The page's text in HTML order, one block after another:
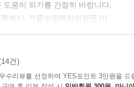
볼 때 콧구멍이 보이면 씀씀이가 헤
는데, 잘되면 괜찮겠지만 잘못하면
고 콧대가 자연적으로 높아진 것이
사이에 종종 부르는 애칭으로는 ‘여
학적 측면에서 관상을 살펴보는 이
면 빈천하고 단명”한다. 이 책은 얼
굴에 홍윤색으로 맑고 밝게 빛나는
도움이 되기를 간절히 바랍니다.
학박사, 기풍수인테리어전문가)
라는 인물을 한국 최초로 연구한 철
다. “이 책을 읽으면 실제로 운명이
혀 삶에 도움이 되기를 바랍니다.
건)
수리뷰를 선정하여 YES포인트 3만원을 드